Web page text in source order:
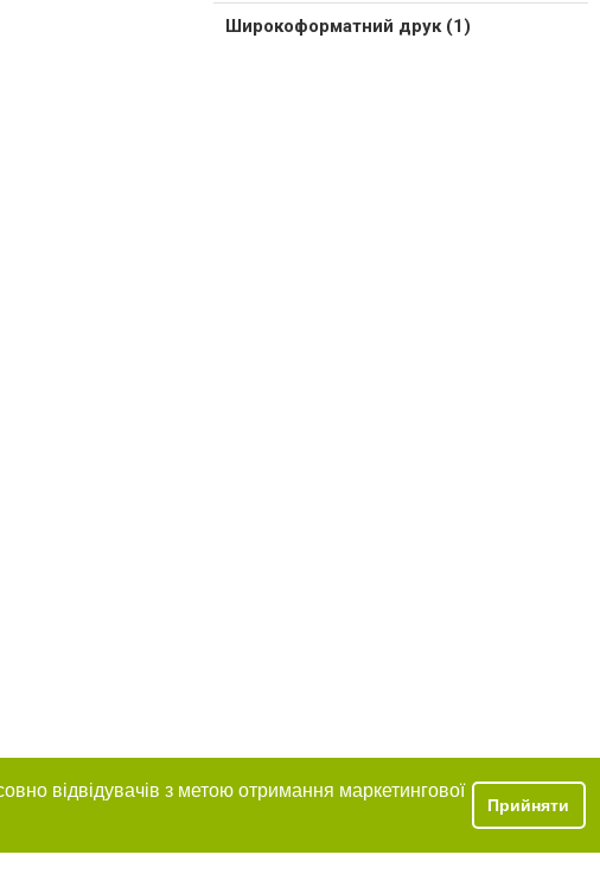
Широкоформатний друк (1)
відвідувачів з метою отримання маркетингової
Прийняти